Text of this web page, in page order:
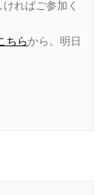
ればご参加く
ちらから。明日